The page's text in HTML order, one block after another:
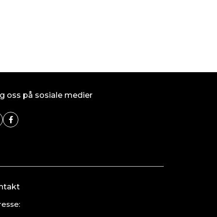
oss på sosiale medier